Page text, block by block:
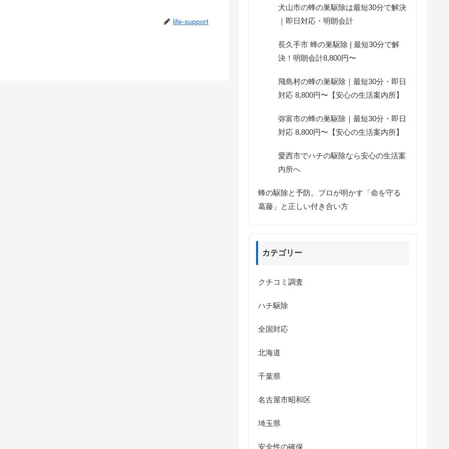
life-support
犬山市の蜂の巣駆除は最短30分で解決
｜即日対応・明朗会計
長久手市 蜂の巣駆除 | 最短30分で解
決！明朗会計8,800円〜
飛島村の蜂の巣駆除｜最短30分・即日
対応 8,800円〜【安心の生活案内所】
弥富市の蜂の巣駆除｜最短30分・即日
対応 8,800円〜【安心の生活案内所】
愛西市でハチの駆除なら安心の生活案
内所へ
蜂の駆除と予防。プロが明かす「命を守る
葛藤」と正しい付き合い方
カテゴリー
クチコミ調査
ハチ駆除
全国対応
北海道
千葉県
名古屋市昭和区
埼玉県
安全性の確保